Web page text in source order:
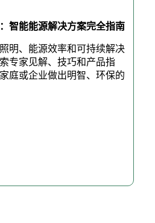
智能能源解决方案完全指南
明、能源效率和可持续解决
专家见解、技巧和产品指
庭或企业做出明智、环保的